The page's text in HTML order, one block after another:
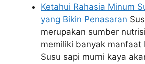
Ketahui Rahasia Minum
yang Bikin Penasaran
merupakan sumber
memiliki banyak manfaat
Susu sapi murni kaya